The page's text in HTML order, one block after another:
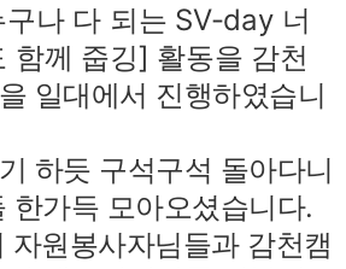
나 다 되는 SV-day 너
함께 줍깅] 활동을 감천
일대에서 진행하였습니
하듯 구석구석 돌아다니
한가득 모아오셨습니다.
자원봉사자님들과 감천캠